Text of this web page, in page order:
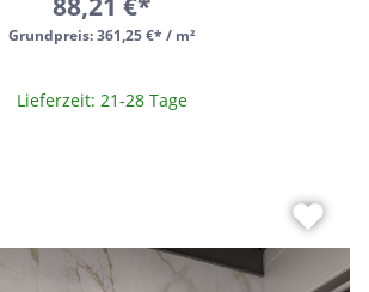
Grundpreis:361,25 €* / m²
Lieferzeit: 21-28 Tage